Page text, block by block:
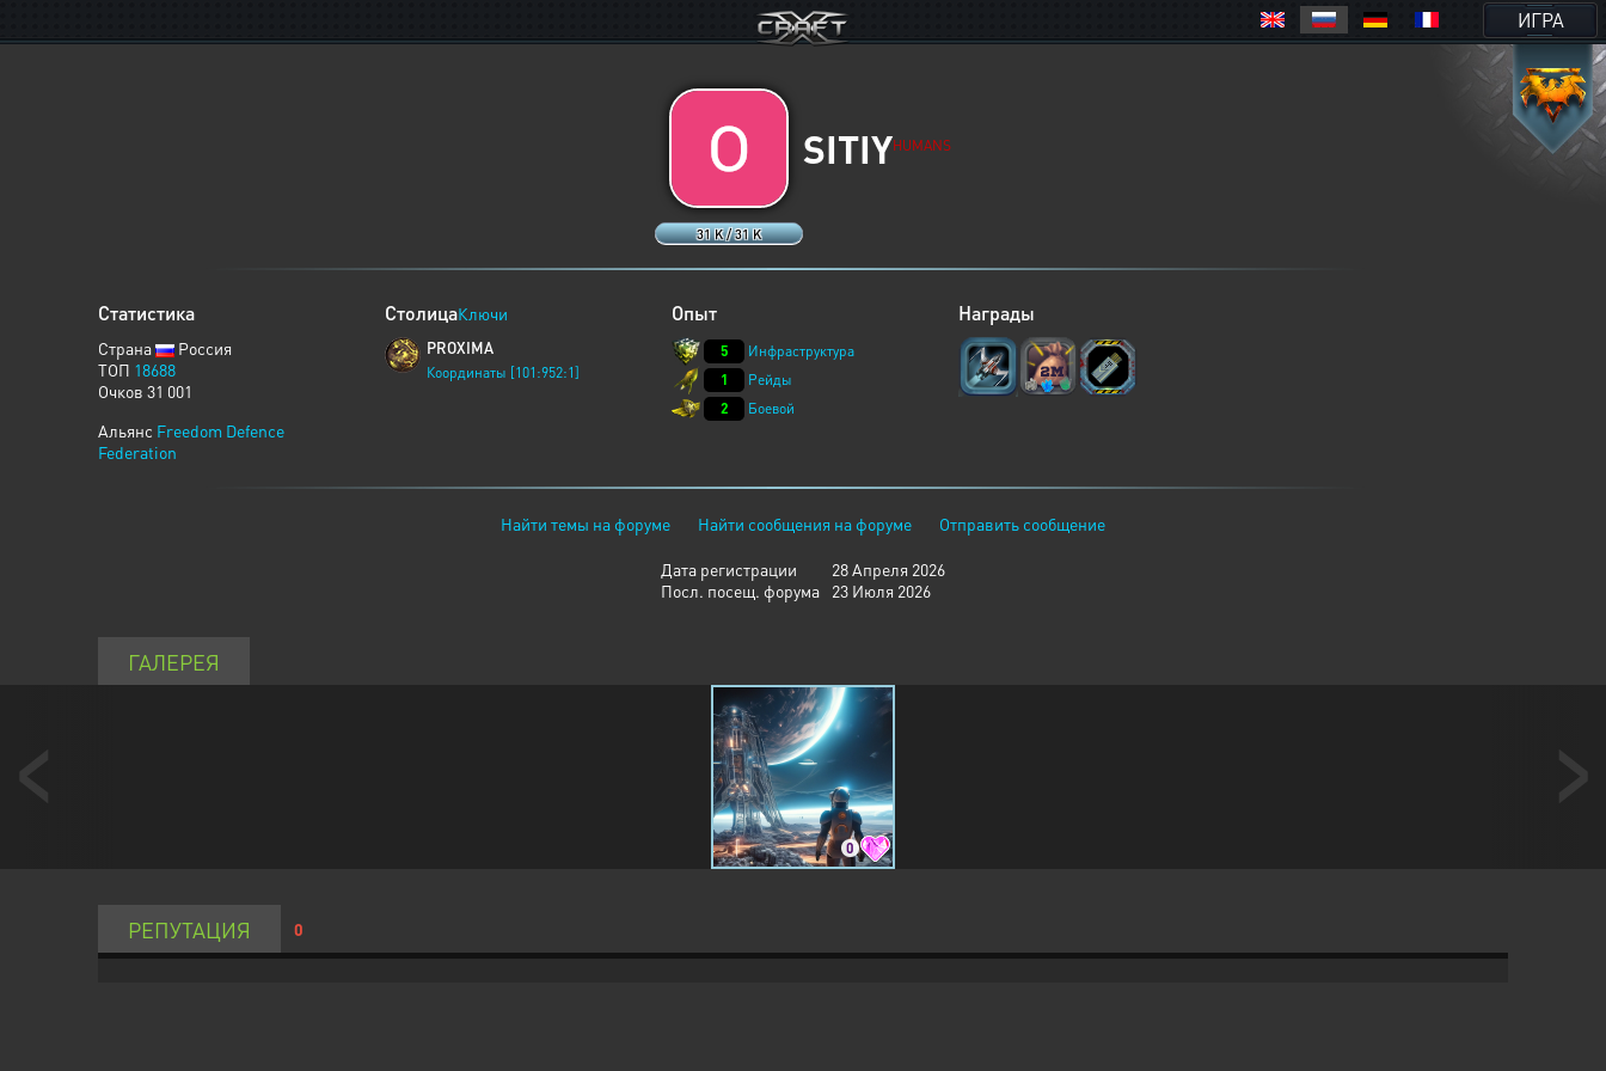
ИГРА
31 K / 31 K
SITIYHUMANS
Статистика
Страна
Россия
ТОП 18688
Очков 31 001
Альянс Freedom Defence
Federation
СтолицаКлючи
PROXIMA
Координаты [101:952:1]
Опыт
5
Инфраструктура
1
Рейды
2
Боевой
Награды
Найти темы на форуме Найти сообщения на форуме Отправить сообщение
Дата регистрации
28 Апреля 2026
Посл. посещ. форума
23 Июля 2026
ГАЛЕРЕЯ
0
РЕПУТАЦИЯ 0